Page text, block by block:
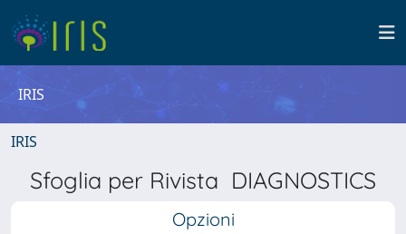
IRIS
IRIS
Sfoglia per Rivista DIAGNOSTICS
Opzioni